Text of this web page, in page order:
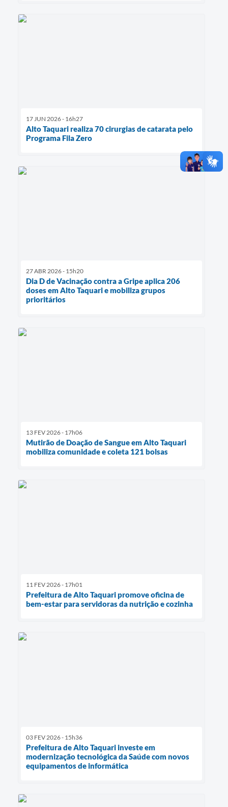
17 JUN 2026 - 16h27
Alto Taquari realiza 70 cirurgias de catarata pelo
Programa Fila Zero
27 ABR 2026 - 15h20
Dia D de Vacinação contra a Gripe aplica 206
doses em Alto Taquari e mobiliza grupos
prioritários
13 FEV 2026 - 17h06
Mutirão de Doação de Sangue em Alto Taquari
mobiliza comunidade e coleta 121 bolsas
11 FEV 2026 - 17h01
Prefeitura de Alto Taquari promove oficina de
bem-estar para servidoras da nutrição e cozinha
03 FEV 2026 - 15h36
Prefeitura de Alto Taquari investe em
modernização tecnológica da Saúde com novos
equipamentos de informática